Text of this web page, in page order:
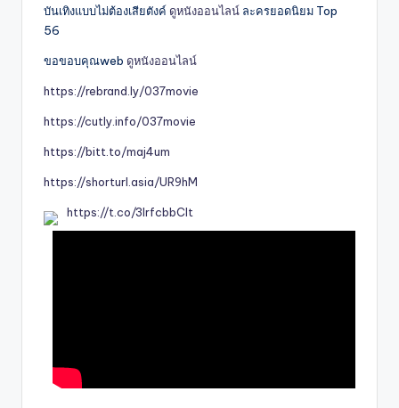
บันเทิงแบบไม่ต้องเสียตังค์ ดูหนังออนไลน์ ละครยอดนิยม Top
56
ขอขอบคุณweb ดูหนังออนไลน์
https://rebrand.ly/037movie
https://cutly.info/037movie
https://bitt.to/maj4um
https://shorturl.asia/UR9hM
https://t.co/3IrfcbbClt